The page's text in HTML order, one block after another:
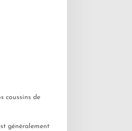
coussins de
généralement